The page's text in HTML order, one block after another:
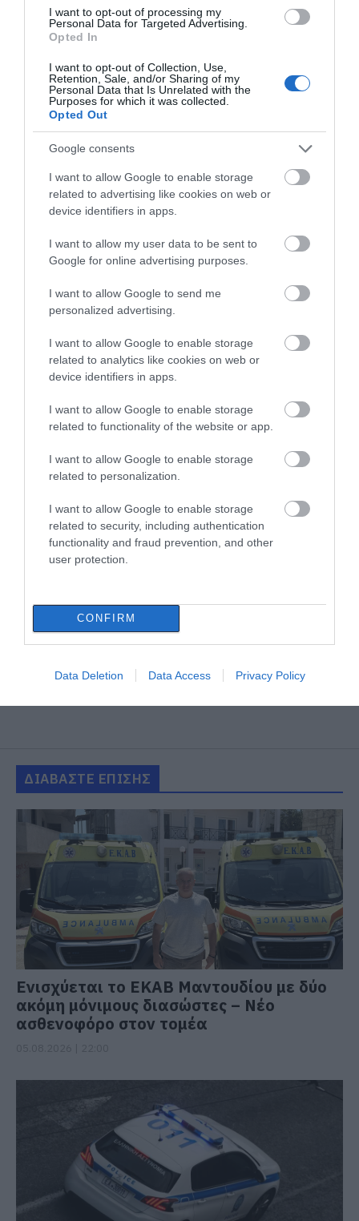
I want to opt-out of processing my
Personal Data for Targeted Advertising.
Opted In
I want to opt-out of Collection, Use,
Retention, Sale, and/or Sharing of my
Personal Data that Is Unrelated with the
Purposes for which it was collected.
Opted Out
Google consents
I want to allow Google to enable storage
related to advertising like cookies on web or
device identifiers in apps.
I want to allow my user data to be sent to
Google for online advertising purposes.
I want to allow Google to send me
personalized advertising.
I want to allow Google to enable storage
related to analytics like cookies on web or
device identifiers in apps.
I want to allow Google to enable storage
related to functionality of the website or app.
I want to allow Google to enable storage
related to personalization.
I want to allow Google to enable storage
related to security, including authentication
functionality and fraud prevention, and other
user protection.
CONFIRM
Data Deletion Data Access Privacy Policy
Τρόμος στην Εύβοια: Δύο
άγνωστοι εισέβαλαν σε σπίτι
μέσα στη νύχτα – Δείτε τι
άρπαξαν
05.08.2026 | 17:20
ανακάλυψη κάτω από
τα βράχια
ΔΙΑΒΑΣΤΕ ΕΠΙΣΗΣ
Ενισχύεται το ΕΚΑΒ Μαντουδίου με δύο
ακόμη μόνιμους διασώστες – Νέο
ασθενοφόρο στον τομέα